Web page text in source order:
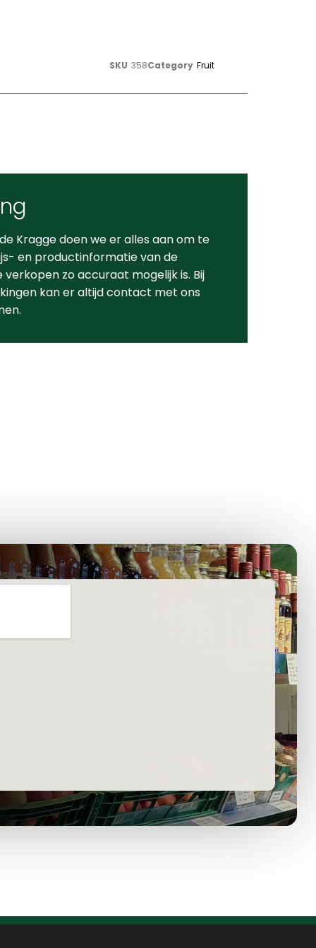
SKU358Category Fruit
Kragge doen we er alles aan om te
en productinformatie van de
zo accuraat mogelijk is. Bij
kan er altijd contact met ons